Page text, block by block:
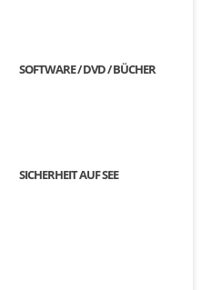
SOFTWARE / DVD / BÜCHER
SICHERHEIT AUF SEE